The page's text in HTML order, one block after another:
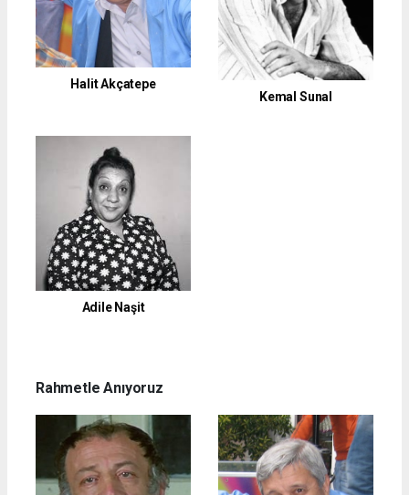
Halit Akçatepe
Kemal Sunal
Adile Naşit
Rahmetle Anıyoruz